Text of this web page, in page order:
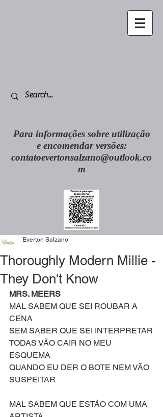
Para informações sobre utilização
e encomendar versões:
contatoevertonsalzano@outlook.co
m
Thoroughly Modern Millie -
They Don't Know
Everton Salzano
MRS. MEERS
MAL SABEM QUE SEI ROUBAR A
CENA
SEM SABER QUE SEI INTERPRETAR
TODAS VÃO CAIR NO MEU
ESQUEMA
QUANDO EU DER O BOTE NEM VÃO
SUSPEITAR
MAL SABEM QUE ESTÃO COM UMA